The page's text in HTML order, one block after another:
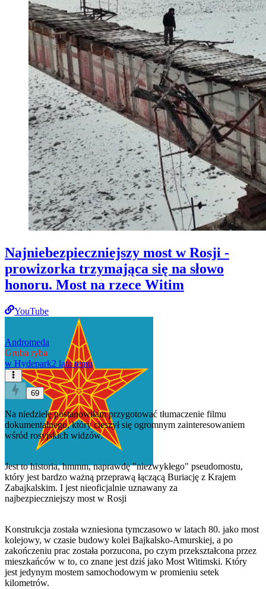
Najniebezpieczniejszy most w Rosji -
prowizorka trzymająca się na słowo
honoru. Most na rzece Witim
YouTube
Andromeda
Gruba ryba
w Hydepark2 lata temu
69
Na niedzielę postanowiłam przygotować tłumaczenie filmu
dokumentalnego, który cieszył się ogromnym zainteresowaniem
wśród rosyjskich widzów.
Jest to historia, hmmm, naprawdę "niezwykłego" pseudomostu,
który jest bardzo ważną przeprawą łączącą Buriację z Krajem
Zabajkalskim. I jest nieoficjalnie uznawany za
najbezpieczniejszy most w Rosji
Konstrukcja została wzniesiona tymczasowo w latach 80. jako most
kolejowy, w czasie budowy kolei Bajkalsko-Amurskiej, a po
zakończeniu prac została porzucona, po czym przekształcona przez
mieszkańców w to, co znane jest dziś jako Most Witimski. Który
jest jedynym mostem samochodowym w promieniu setek
kilometrów.